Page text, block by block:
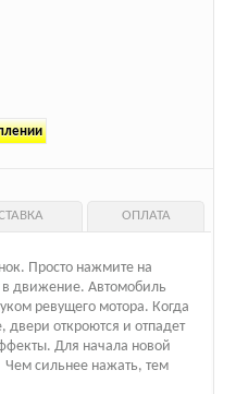
ОПЛАТА
Просто нажмите на
движение. Автомобиль
ревущего мотора. Когда
двери откроются и отпадет
Для начала новой
сильнее нажать, тем